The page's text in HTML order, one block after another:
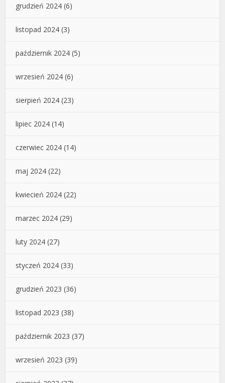
grudzień 2024 (6)
listopad 2024 (3)
październik 2024 (5)
wrzesień 2024 (6)
sierpień 2024 (23)
lipiec 2024 (14)
czerwiec 2024 (14)
maj 2024 (22)
kwiecień 2024 (22)
marzec 2024 (29)
luty 2024 (27)
styczeń 2024 (33)
grudzień 2023 (36)
listopad 2023 (38)
październik 2023 (37)
wrzesień 2023 (39)